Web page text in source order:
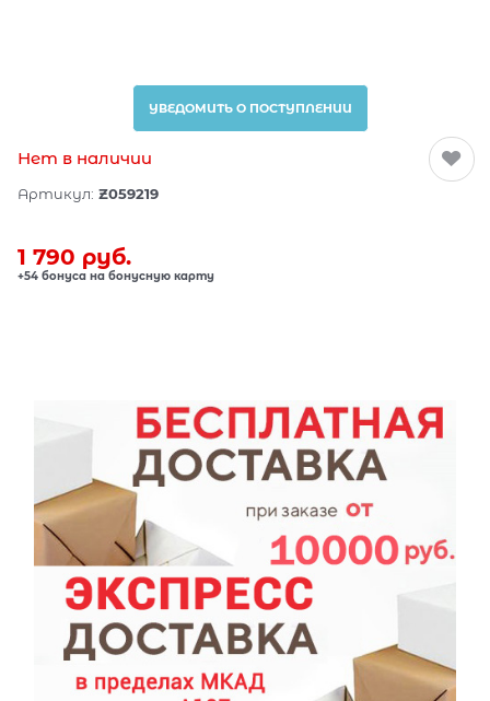
УВЕДОМИТЬ О ПОСТУПЛЕНИИ
Нет в наличии
Артикул: Z059219
1 790 руб.
+54 бонуса на бонусную карту